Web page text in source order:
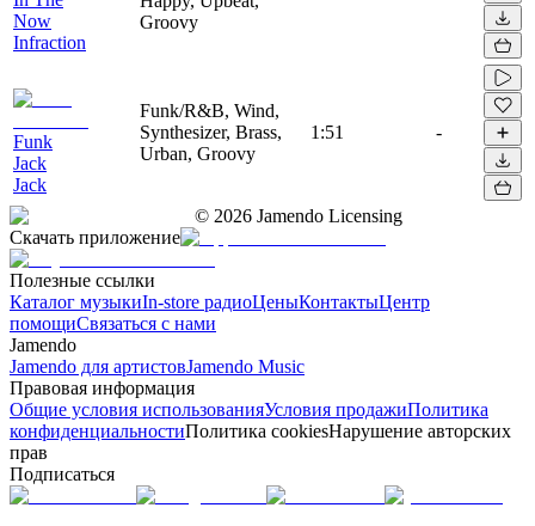
Now
Infraction
Groovy
Funk
Jack
Jack
Funk/R&B, Wind,
Synthesizer, Brass,
Urban, Groovy
1:51 -
© 2026 Jamendo Licensing
Скачать приложение
Полезные ссылки
Каталог музыкиIn-store радиоЦеныКонтактыЦентр
помощиСвязаться с нами
Jamendo
Jamendo для артистовJamendo Music
Правовая информация
Общие условия использованияУсловия продажиПолитика
конфиденциальностиПолитика cookiesНарушение авторских
прав
Подписаться